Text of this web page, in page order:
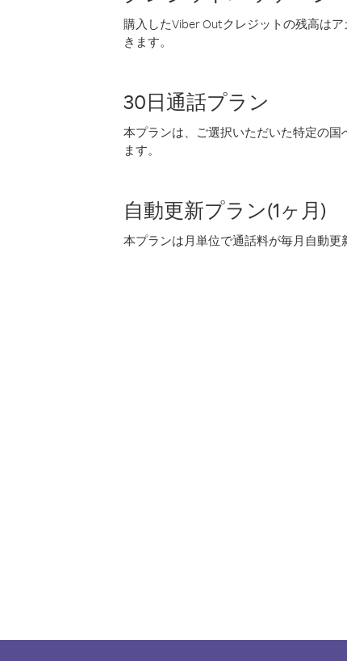
購入したViber Outクレジットの残高は
きます。
30日通話プラン
本プランは、ご選択いただいた特定の
ます。
自動更新プラン(1ヶ月)
本プランは月単位で通話料が毎月自動更